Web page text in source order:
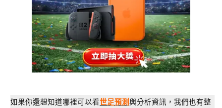
如果你還想知道哪裡可以看世足預測與分析資訊，我們也有整